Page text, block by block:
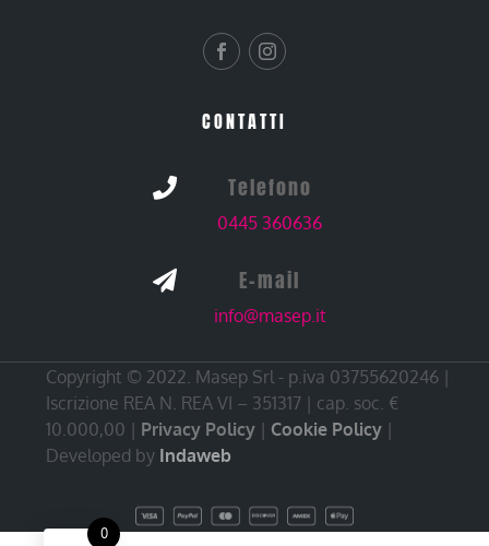
CONTATTI
 Telefono
0445 360636
 E-mail
info@masep.it
Copyright © 2022. Masep Srl - p.iva 03755620246 |
Iscrizione REA N. REA VI – 351317 | cap. soc. €
10.000,00 | Privacy Policy | Cookie Policy |
Developed by Indaweb
0